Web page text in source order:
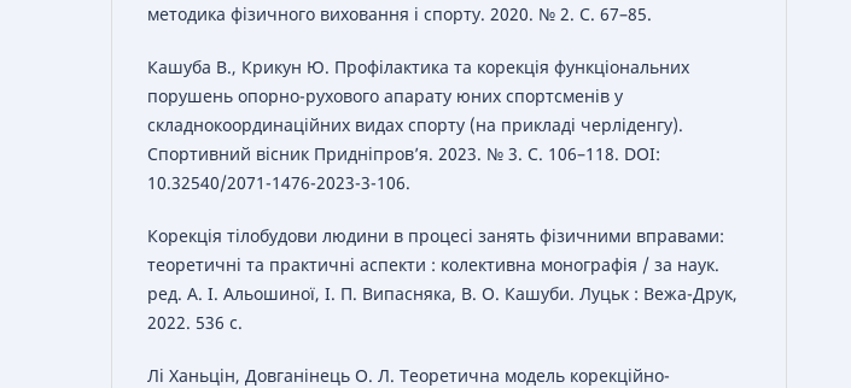
методика фізичного виховання і спорту. 2020. № 2. С. 67–85.
Кашуба В., Крикун Ю. Профілактика та корекція функціональних
порушень опорно-рухового апарату юних спортсменів у
складнокоординаційних видах спорту (на прикладі черліденгу).
Спортивний вісник Придніпров’я. 2023. № 3. С. 106–118. DOI:
10.32540/2071-1476-2023-3-106.
Корекція тілобудови людини в процесі занять фізичними вправами:
теоретичні та практичні аспекти : колективна монографія / за наук.
ред. А. І. Альошиної, І. П. Випасняка, В. О. Кашуби. Луцьк : Вежа-Друк,
2022. 536 с.
Лі Ханьцін, Довганінець О. Л. Теоретична модель корекційно-